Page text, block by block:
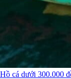
Hồ cá dưới 300.000